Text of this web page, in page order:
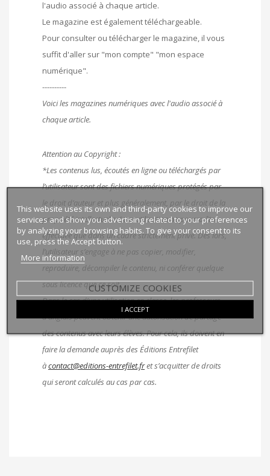
l'audio associé à chaque article.
Le magazine est également téléchargeable.
Pour consulter ou télécharger le magazine, il vous
suffit d'aller sur "mon compte" "mon espace
numérique".
----------
Voici les magazines numériques avec l'audio associé à
chaque article.
Attention au Copyright :
*Les contenus lus, écoutés en ligne ou téléchargés par
l’utilisateur sont des fichiers numériques protégés par
le droit d’auteur et plus généralement, par le droit de la
propriété intellectuelle. Leur utilisation ne pourra être
effectuée que dans un cadre strictement privé. Dès lors,
l’utilisateur s’engage à ne pas copier, modifier,
reproduire, décompiler le contenu, ni conférer quelque
sous licence que ce soit.
Dans le cas d’une utilisation en classe, les professeurs
d’anglais peuvent obtenir une autorisation de partage
des contenus avec leurs élèves. Pour cela, ils doivent en
faire la demande auprès des Éditions Entrefilet
àcontact@editions-entrefilet.fret s’acquitter de droits
qui seront calculés au cas par cas.
This website uses its own and third-party cookies to improve our
services and show you advertising related to your preferences
by analyzing your browsing habits. To give your consent to its
use, press the Accept button.
More information
CUSTOMIZE COOKIES
I ACCEPT